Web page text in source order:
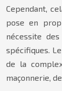
Cependant,
pose en
nécessite
spécifiques.
de la
maçonnerie,